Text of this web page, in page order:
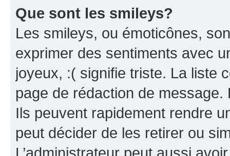
Que sont les smileys?
Les smileys, ou émoticônes,
exprimer des sentiments avec
joyeux, :( signifie triste. La liste
page de rédaction de
Ils peuvent rapidement rendre
peut décider de les retirer ou
L’administrateur peut aussi